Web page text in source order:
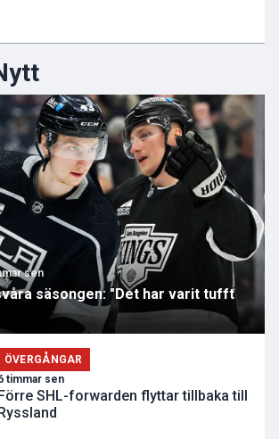
sen
säsongen: "Det har varit tufft
ÖVERGÅNGAR
timmar sen
SHL-forwarden flyttar tillbaka till